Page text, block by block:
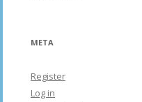
META
Register
Log in